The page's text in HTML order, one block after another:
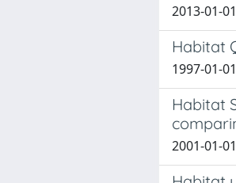
2013-01-
Habitat
1997-01-
Habitat
2001-01-